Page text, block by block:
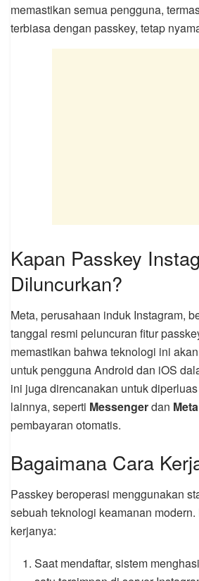
memastikan semua pengguna,
terbiasa dengan passkey, tetap
Kapan Passkey
Diluncurkan?
Meta, perusahaan induk Instagram,
tanggal resmi peluncuran fitur
memastikan bahwa teknologi ini
untuk pengguna Android dan iOS
ini juga direncanakan untuk
lainnya, seperti Messengerdan
pembayaran otomatis.
Bagaimana Cara
Passkey beroperasi menggunakan
sebuah teknologi keamanan
kerjanya:
Saat mendaftar, sistem